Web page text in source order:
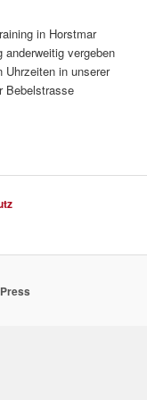
in Horstmar
vergeben
in unserer
Bebelstrasse